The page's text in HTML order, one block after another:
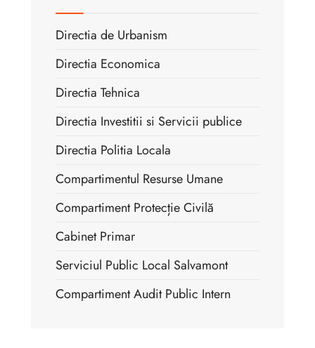
Directia de Urbanism
Directia Economica
Directia Tehnica
Directia Investitii si Servicii publice
Directia Politia Locala
Compartimentul Resurse Umane
Compartiment Protecție Civilă
Cabinet Primar
Serviciul Public Local Salvamont
Compartiment Audit Public Intern